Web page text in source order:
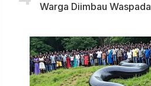
Warga Diimbau Waspada